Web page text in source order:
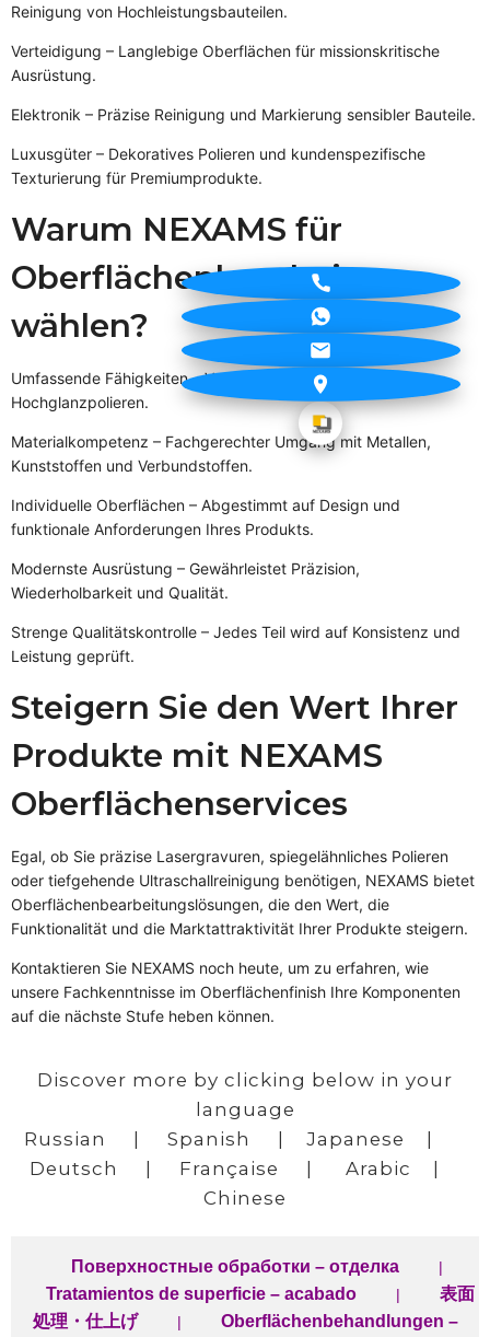
Reinigung von Hochleistungsbauteilen.
Verteidigung – Langlebige Oberflächen für missionskritische
Ausrüstung.
Elektronik – Präzise Reinigung und Markierung sensibler Bauteile.
Luxusgüter – Dekoratives Polieren und kundenspezifische
Texturierung für Premiumprodukte.
Warum NEXAMS für
Oberflächenbearbeitung
wählen?
Umfassende Fähigkeiten – Von feiner Gravur bis hin zu
Hochglanzpolieren.
Materialkompetenz – Fachgerechter Umgang mit Metallen,
Kunststoffen und Verbundstoffen.
Individuelle Oberflächen – Abgestimmt auf Design und
funktionale Anforderungen Ihres Produkts.
Modernste Ausrüstung – Gewährleistet Präzision,
Wiederholbarkeit und Qualität.
Strenge Qualitätskontrolle – Jedes Teil wird auf Konsistenz und
Leistung geprüft.
Steigern Sie den Wert Ihrer
Produkte mit NEXAMS
Oberflächenservices
Egal, ob Sie präzise Lasergravuren, spiegelähnliches Polieren
oder tiefgehende Ultraschallreinigung benötigen, NEXAMS bietet
Oberflächenbearbeitungslösungen, die den Wert, die
Funktionalität und die Marktattraktivität Ihrer Produkte steigern.
Kontaktieren Sie NEXAMS noch heute, um zu erfahren, wie
unsere Fachkenntnisse im Oberflächenfinish Ihre Komponenten
auf die nächste Stufe heben können.
Discover more by clicking below in your
language
Russian
| Spanish | Japanese |
Deutsch
| Française | Arabic |
Chinese
Поверхностные обработки – отделка |
Tratamientos de superficie – acabado |
表面
処理・仕上げ
|
Oberflächenbehandlungen –